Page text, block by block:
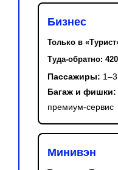
Бизнес
Только в
Туда-обратно:
Пассажиры:
Багаж и фишки:
премиум-сервис
Минивэн